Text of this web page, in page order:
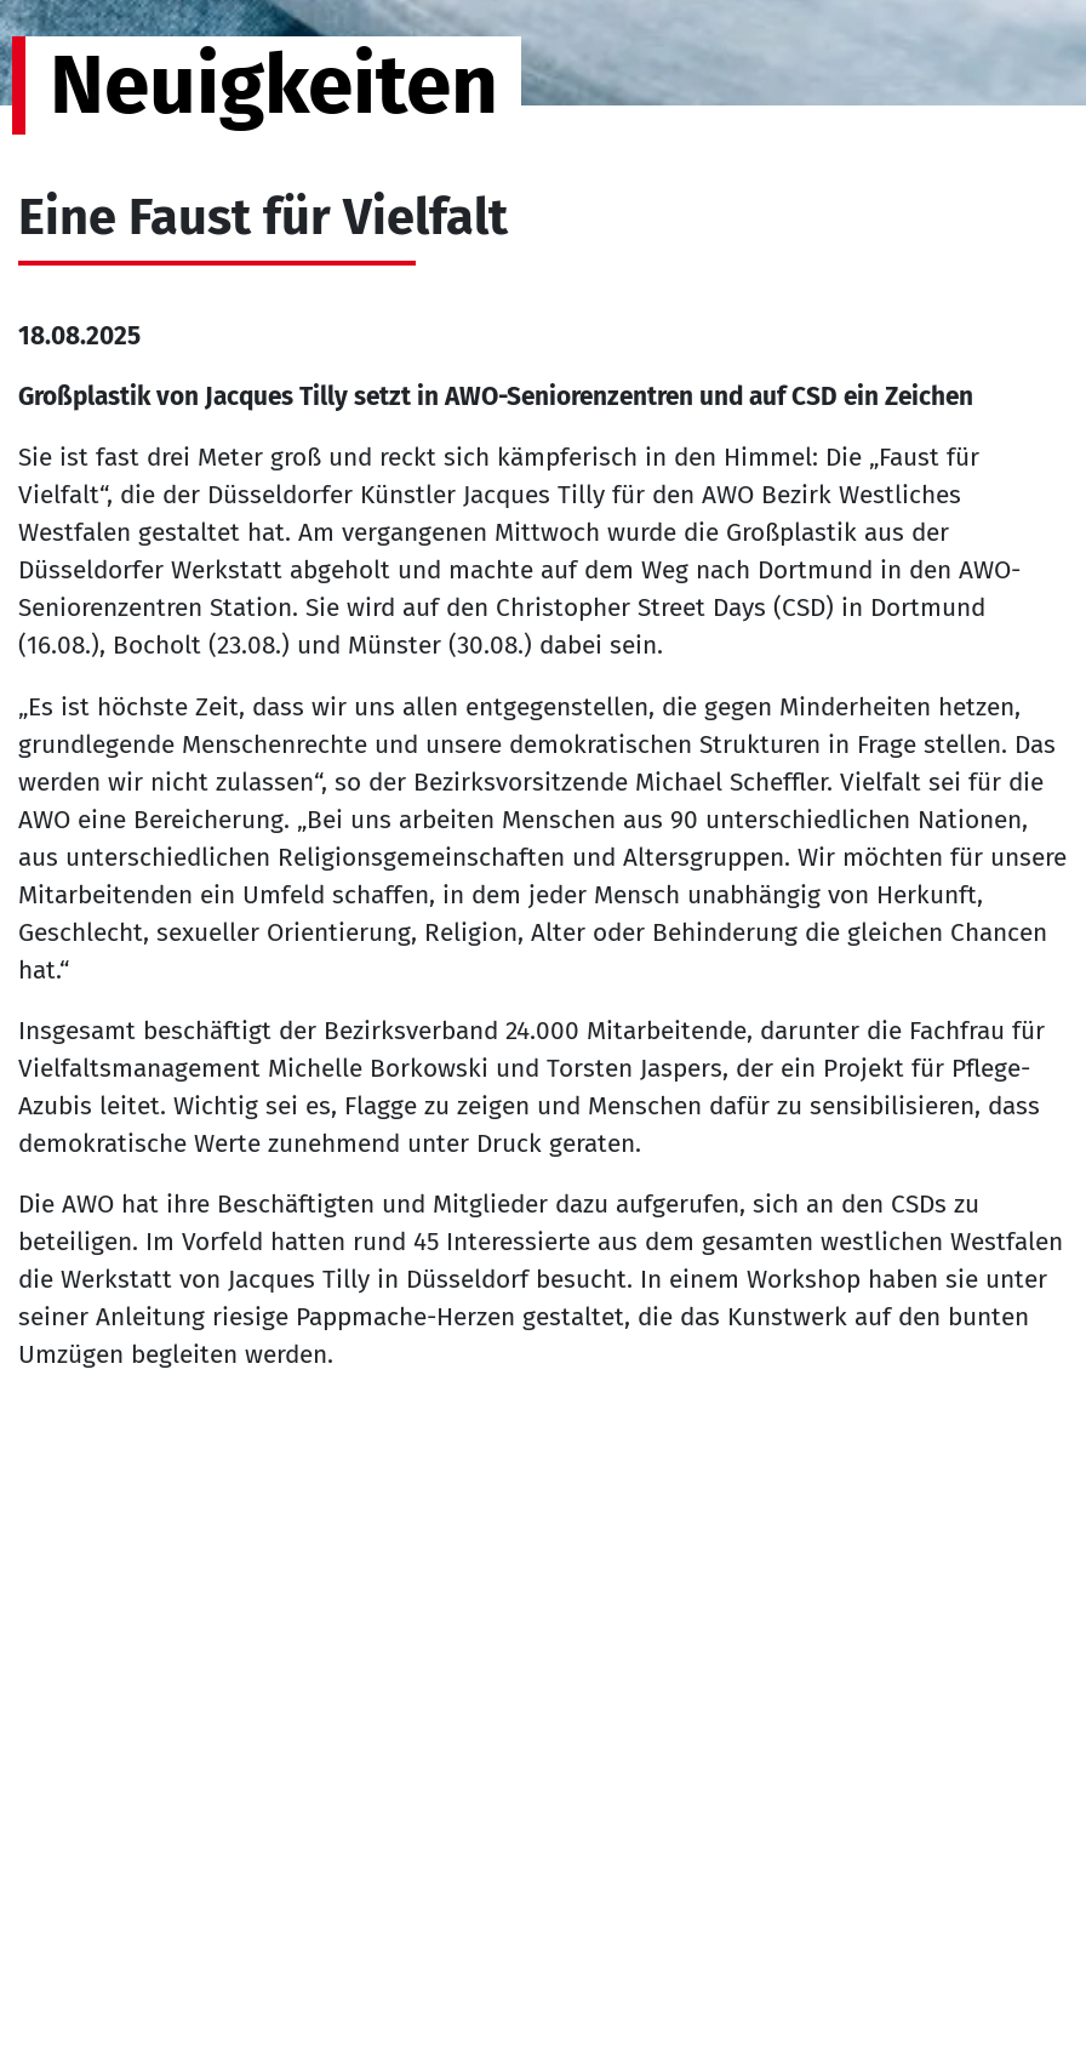
Neuigkeiten
Eine Faust für Vielfalt
18.08.2025
Großplastik von Jacques Tilly setzt in AWO-Seniorenzentren und auf CSD ein Zeichen
Sie ist fast drei Meter groß und reckt sich kämpferisch in den Himmel: Die „Faust für
Vielfalt“, die der Düsseldorfer Künstler Jacques Tilly für den AWO Bezirk Westliches
Westfalen gestaltet hat. Am vergangenen Mittwoch wurde die Großplastik aus der
Düsseldorfer Werkstatt abgeholt und machte auf dem Weg nach Dortmund in den AWO-
Seniorenzentren Station. Sie wird auf den Christopher Street Days (CSD) in Dortmund
(16.08.), Bocholt (23.08.) und Münster (30.08.) dabei sein.
„Es ist höchste Zeit, dass wir uns allen entgegenstellen, die gegen Minderheiten hetzen,
grundlegende Menschenrechte und unsere demokratischen Strukturen in Frage stellen. Das
werden wir nicht zulassen“, so der Bezirksvorsitzende Michael Scheffler. Vielfalt sei für die
AWO eine Bereicherung. „Bei uns arbeiten Menschen aus 90 unterschiedlichen Nationen,
aus unterschiedlichen Religionsgemeinschaften und Altersgruppen. Wir möchten für unsere
Mitarbeitenden ein Umfeld schaffen, in dem jeder Mensch unabhängig von Herkunft,
Geschlecht, sexueller Orientierung, Religion, Alter oder Behinderung die gleichen Chancen
hat.“
Insgesamt beschäftigt der Bezirksverband 24.000 Mitarbeitende, darunter die Fachfrau für
Vielfaltsmanagement Michelle Borkowski und Torsten Jaspers, der ein Projekt für Pflege-
Azubis leitet. Wichtig sei es, Flagge zu zeigen und Menschen dafür zu sensibilisieren, dass
demokratische Werte zunehmend unter Druck geraten.
Die AWO hat ihre Beschäftigten und Mitglieder dazu aufgerufen, sich an den CSDs zu
beteiligen. Im Vorfeld hatten rund 45 Interessierte aus dem gesamten westlichen Westfalen
die Werkstatt von Jacques Tilly in Düsseldorf besucht. In einem Workshop haben sie unter
seiner Anleitung riesige Pappmache-Herzen gestaltet, die das Kunstwerk auf den bunten
Umzügen begleiten werden.